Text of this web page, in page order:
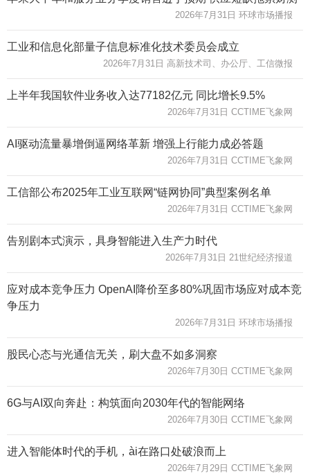
2026年7月31日 环球市场播报
工业和信息化部量子信息标准化技术委员会成立
2026年7月31日 高新技术司、办公厅、工信微报
上半年我国软件业务收入达77182亿元 同比增长9.5%
2026年7月31日 CCTIME飞象网
AI驱动流量暴增倒逼网络革新 增强上行能力成必答题
2026年7月31日 CCTIME飞象网
工信部公布2025年工业互联网“链网协同”典型案例名单
2026年7月31日 CCTIME飞象网
告别剧本式演示，具身智能进入生产力时代
2026年7月31日 21世纪经济报道
应对成本竞争压力 OpenAI降价至多80%巩固市场应对成本竞
争压力
2026年7月31日 环球市场播报
股民心态与光通信无关，刷大盘不如多洞察
2026年7月30日 CCTIME飞象网
6G与AI双向奔赴：构筑面向2030年代的智能网络
2026年7月30日 CCTIME飞象网
进入智能体时代的手机，ài在路口处破浪而上
2026年7月29日 CCTIME飞象网